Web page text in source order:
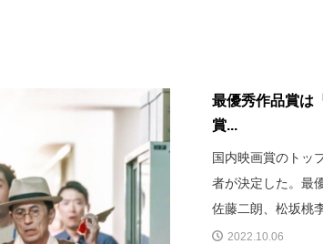
最優秀作品賞は
賞...
国内映画賞のトッ
者が決定した。最
佐藤二朗、松坂桃
2022.10.06